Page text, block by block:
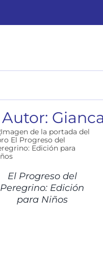
Autor:
El Progreso del
Peregrino: Edición
para Niños